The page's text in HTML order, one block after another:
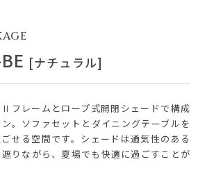
[ナチュラル]
フレームとロープ式開閉シェードで構成
。ソファセットとダイニングテーブルを
せる空間です。シェードは通気性のある
りながら、夏場でも快適に過ごすことが